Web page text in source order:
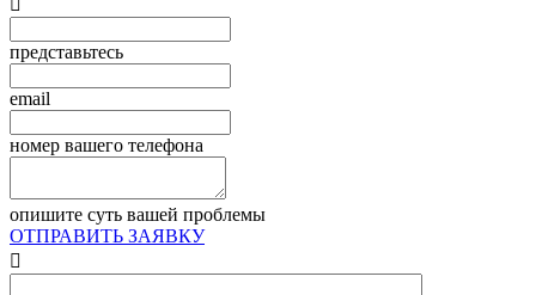

представьтесь
email
номер вашего телефона
опишите суть вашей проблемы
ОТПРАВИТЬ ЗАЯВКУ
